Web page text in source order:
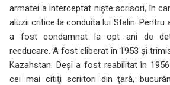
armatei a interceptat nişte scrisori, în
aluzii critice la conduita lui Stalin. Pentru
a fost condamnat la opt ani de
reeducare. A fost eliberat în 1953 şi
Kazahstan. Deşi a fost reabilitat în
cei mai citiţi scriitori din ţară,